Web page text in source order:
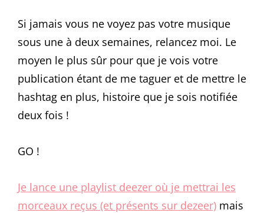
Si jamais vous ne voyez pas votre musique
sous une à deux semaines, relancez moi. Le
moyen le plus sûr pour que je vois votre
publication étant de me taguer et de mettre le
hashtag en plus, histoire que je sois notifiée
deux fois !
GO !
Je lance une playlist deezer où je mettrai les
morceaux reçus (et présents sur dezeer) mais